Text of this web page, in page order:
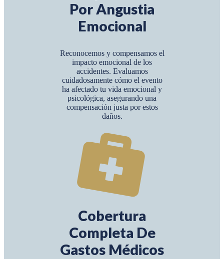
Por Angustia
Emocional
Reconocemos y compensamos el
impacto emocional de los
accidentes. Evaluamos
cuidadosamente cómo el evento
ha afectado tu vida emocional y
psicológica, asegurando una
compensación justa por estos
daños.
Cobertura
Completa De
Gastos Médicos